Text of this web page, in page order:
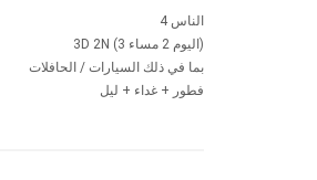
4 الناس
3D 2N (3 اليوم 2 مساء)
بما في ذلك السيارات / الحافلات
فطور + غداء + ليل